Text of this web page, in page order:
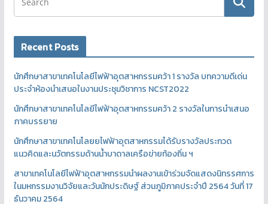
Recent Posts
นักศึกษาสาขาเทคโนโลยีไฟฟ้าอุตสาหกรรมคว้า 1 รางวัล บทความดีเด่น
ประจำห้องนำเสนอในงานประชุมวิชาการ NCST2022
นักศึกษาสาขาเทคโนโลยีไฟฟ้าอุตสาหกรรมคว้า 2 รางวัลในการนำเสนอ
ภาคบรรยาย
นักศึกษาสาขาเทคโนโลยยไฟฟ้าอุตสาหกรรมได้รับรางวัลประกวด
แนวคิดและนวัตกรรมด้านน้ำบาดาลเครือข่ายท้องถิ่น ฯ
สาขาเทคโนโลยีไฟฟ้าอุตสาหกรรมนำผลงานเข้าร่วมจัดแสดงนิทรรศการ
ในมหกรรมงานวิจัยและวันนักประดิษฐ์ ส่วนภูมิภาคประจำปี 2564 วันที่ 17
ธันวาคม 2564